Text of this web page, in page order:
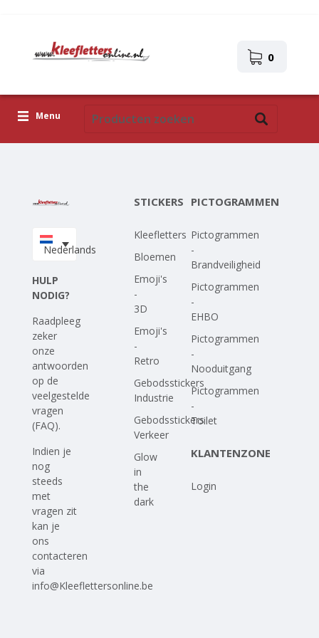
0
Menu
Upload je eigen ontwerp
Nederlands
HULP
NODIG?
Raadpleeg
zeker
onze
antwoorden
op de
veelgestelde
vragen
(FAQ).
Indien je
nog
steeds
met
vragen zit
kan je
ons
contacteren
via
info@Kleeflettersonline.be
STICKERS
Kleefletters
Bloemen
Emoji's
-
3D
Emoji's
-
Retro
Gebodsstickers
Industrie
Gebodsstickers
Verkeer
Glow
in
the
dark
PICTOGRAMMEN
Pictogrammen
-
Brandveiligheid
Pictogrammen
-
EHBO
Pictogrammen
-
Nooduitgang
Pictogrammen
-
Toilet
KLANTENZONE
Login